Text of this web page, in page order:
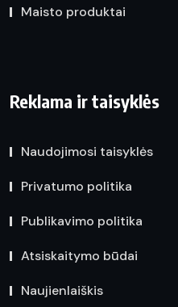
Maisto produktai
Reklama ir taisyklės
Naudojimosi taisyklės
Privatumo politika
Publikavimo politika
Atsiskaitymo būdai
Naujienlaiškis